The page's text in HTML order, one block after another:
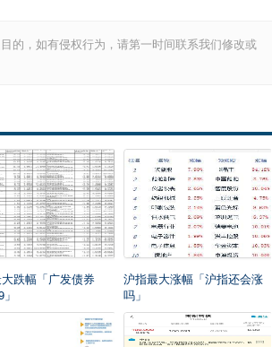
的，如有侵权行为，请第一时间联系我们修改或
跌幅「广发债券
沪指最大涨幅「沪指还会涨
吗」